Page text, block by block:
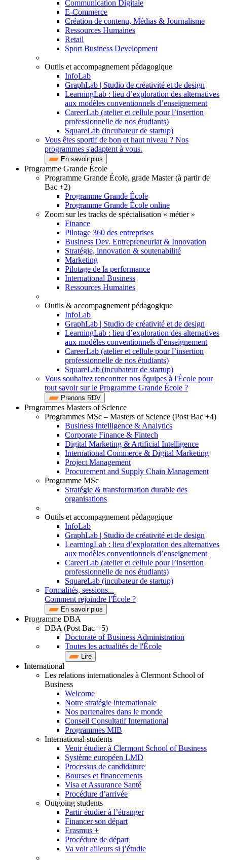
Communication Digitale
E-Commerce
Création de contenu, Médias & Journalisme
Ressources Humaines
Retail
Sport Business Development
Outils et accompagnement pédagogique
InfoLab
GraphLab | Studio de créativité et de design
LearningLab : lieu d’exploration des alternatives
aux modèles conventionnels d’enseignement
CareerLab (atelier et cellule pour l’insertion
professionnelle de nos étudiants)
SquareLab (incubateur de startup)
Vous êtes sportif de bon et haut niveau ? Nos
programmes s'adaptent à vous.
En savoir plus
Programme Grande École
Programme Grande École, grade Master (à partir de
Bac +2)
Programme Grande École
Programme Grande École online
Zoom sur les tracks de spécialisation « métier »
Finance
Pilotage 360 des entreprises
Business Dev. Entrepreneuriat & Innovation
Stratégie, innovation & soutenabilité
Marketing
Pilotage de la performance
International Business
Ressources Humaines
Outils & accompagnement pédagogique
InfoLab
GraphLab | Studio de créativité et de design
LearningLab : lieu d’exploration des alternatives
aux modèles conventionnels d’enseignement
CareerLab (atelier et cellule pour l’insertion
professionnelle de nos étudiants)
SquareLab (incubateur de startup)
Vous souhaitez rencontrer nos équipes à l'École pour
tout savoir sur le Programme Grande École ?
Prenons RDV
Programmes Masters of Science
Programmes MSc – Masters of Science (Post Bac +4)
Business Intelligence & Analytics
Corporate Finance & Fintech
Digital Marketing & Artificial Intelligence
International Commerce & Digital Marketing
Project Management
Procurement and Supply Chain Management
Programme MSc
Stratégie & transformation durable des
organisations
Outils et accompagnement pédagogique
InfoLab
GraphLab | Studio de créativité et de design
LearningLab : lieu d’exploration des alternatives
aux modèles conventionnels d’enseignement
CareerLab (atelier et cellule pour l’insertion
professionnelle de nos étudiants)
SquareLab (incubateur de startup)
Formalités, sessions...
Comment rejoindre l'École ?
En savoir plus
Programme DBA
DBA (Post Bac +5)
Doctorate of Business Administration
Toutes les actualités de l'École
Lire
International
Les relations internationales à Clermont School of
Business
Welcome
Notre stratégie internationale
Nos partenaires dans le monde
Conseil Consultatif International
Programmes MIB
International students
Venir étudier à Clermont School of Business
Système européen LMD
Processus de candidature
Bourses et financements
Visa et Assurance Santé
Procédure d’arrivée
Outgoing students
Partir étudier à l’étranger
Financer son départ
Erasmus +
Procédure de départ
Va voir ailleurs si j’étudie